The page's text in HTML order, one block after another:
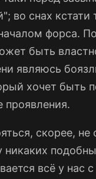
во снах кстати
форса.
быть
являюсь
хочет быть
проявления.
скорее, не
никаких
всё у нас